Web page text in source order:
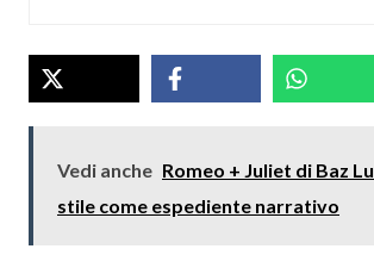
Vedi anche Romeo + Juliet di Baz
stile come espediente narrativo